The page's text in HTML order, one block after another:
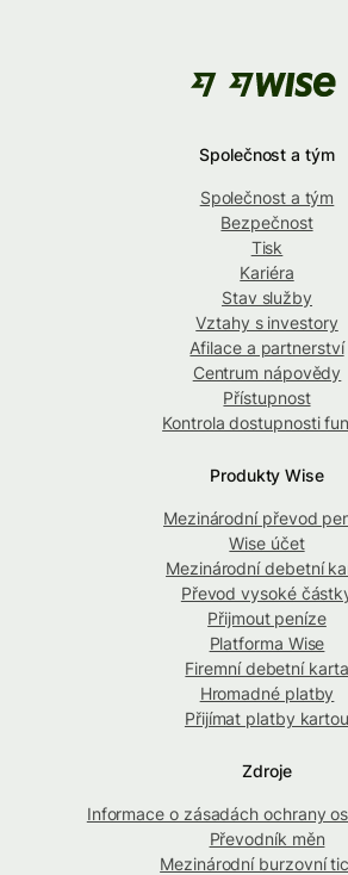
Společnost a tým
Společnost a tým
Bezpečnost
Tisk
Kariéra
Stav služby
Vztahy s investory
Afilace a partnerství
Centrum nápovědy
Přístupnost
Kontrola dostupnosti
Produkty Wise
Mezinárodní převod
Wise účet
Mezinárodní debetní
Převod vysoké
Přijmout peníze
Platforma Wise
Firemní debetní karta
Hromadné platby
Přijímat platby kartou
Zdroje
Informace o zásadách ochrany
Převodník měn
Mezinárodní burzovní